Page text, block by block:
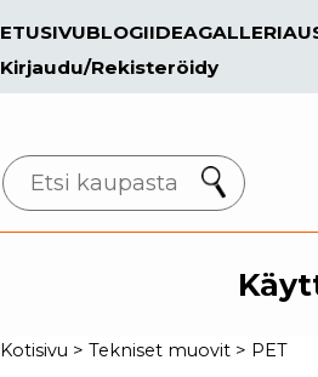
ETUSIVUBLOGIIDEAGALLERIA
Kirjaudu/Rekisteröidy
Search
Kotisivu > Tekniset muovit > PET